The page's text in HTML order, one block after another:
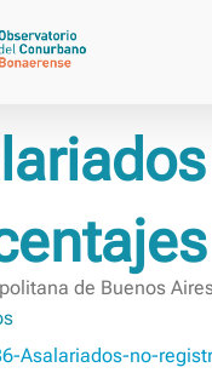
de Buenos
Asalariados-no-